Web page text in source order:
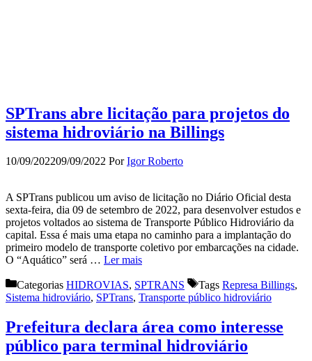
SPTrans abre licitação para projetos do
sistema hidroviário na Billings
10/09/202209/09/2022 PorIgor Roberto
A SPTrans publicou um aviso de licitação no Diário Oficial desta
sexta-feira, dia 09 de setembro de 2022, para desenvolver estudos e
projetos voltados ao sistema de Transporte Público Hidroviário da
capital. Essa é mais uma etapa no caminho para a implantação do
primeiro modelo de transporte coletivo por embarcações na cidade.
O “Aquático” será … Ler mais
Categorias HIDROVIAS, SPTRANS Tags Represa Billings,
Sistema hidroviário, SPTrans, Transporte público hidroviário
Prefeitura declara área como interesse
público para terminal hidroviário